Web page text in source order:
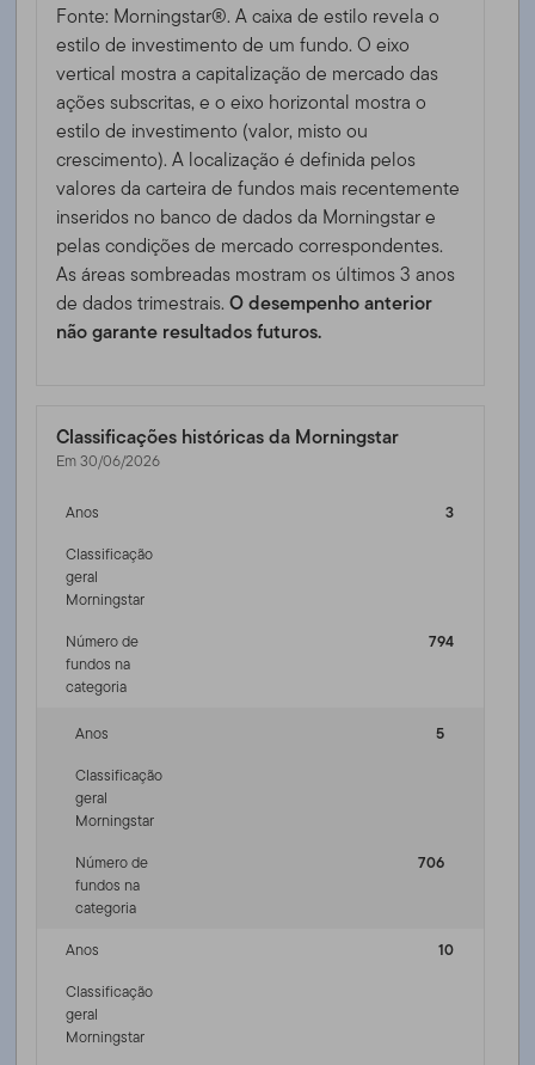
Fonte: Morningstar®. A caixa de estilo revela o
estilo de investimento de um fundo. O eixo
vertical mostra a capitalização de mercado das
ações subscritas, e o eixo horizontal mostra o
estilo de investimento (valor, misto ou
crescimento). A localização é definida pelos
valores da carteira de fundos mais recentemente
inseridos no banco de dados da Morningstar e
pelas condições de mercado correspondentes.
As áreas sombreadas mostram os últimos 3 anos
de dados trimestrais.O desempenho anterior
não garante resultados futuros.
Classificações históricas da Morningstar
Em 30/06/2026
Anos
3
Classificação
geral
Morningstar
Número de
fundos na
categoria
794
Anos
5
Classificação
geral
Morningstar
Número de
fundos na
categoria
706
Anos
10
Classificação
geral
Morningstar